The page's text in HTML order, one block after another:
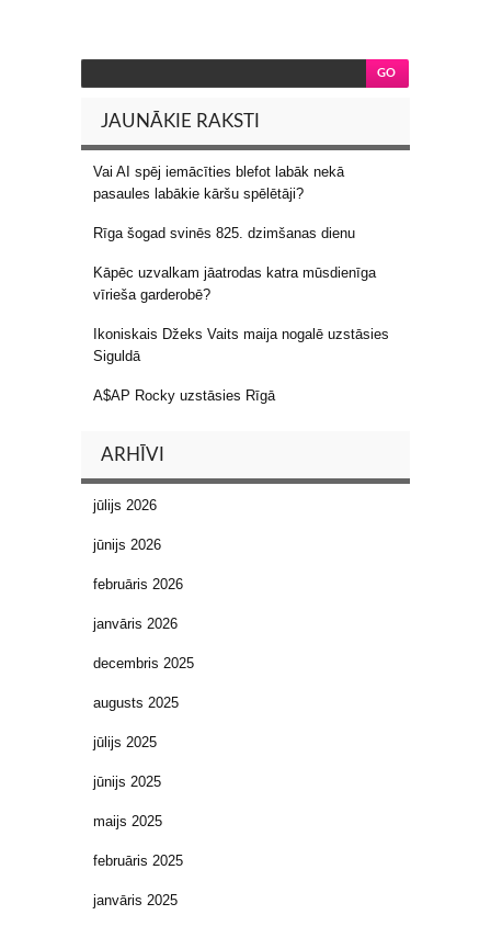
JAUNĀKIE RAKSTI
Vai AI spēj iemācīties blefot labāk nekā
pasaules labākie kāršu spēlētāji?
Rīga šogad svinēs 825. dzimšanas dienu
Kāpēc uzvalkam jāatrodas katra mūsdienīga
vīrieša garderobē?
Ikoniskais Džeks Vaits maija nogalē uzstāsies
Siguldā
A$AP Rocky uzstāsies Rīgā
ARHĪVI
jūlijs 2026
jūnijs 2026
februāris 2026
janvāris 2026
decembris 2025
augusts 2025
jūlijs 2025
jūnijs 2025
maijs 2025
februāris 2025
janvāris 2025